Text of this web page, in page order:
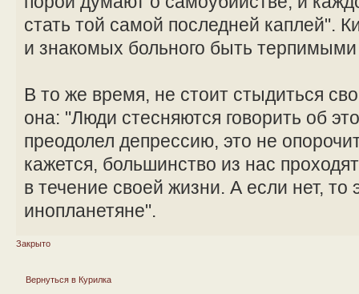
стать той самой последней каплей".
и знакомых больного быть
В то же время, не стоит стыдиться
она: "Люди стесняются говорить об
преодолел депрессию, это не
кажется, большинство из нас
в течение своей жизни. А если нет, то
инопланетяне".
Закрыто
Вернуться в Курилка